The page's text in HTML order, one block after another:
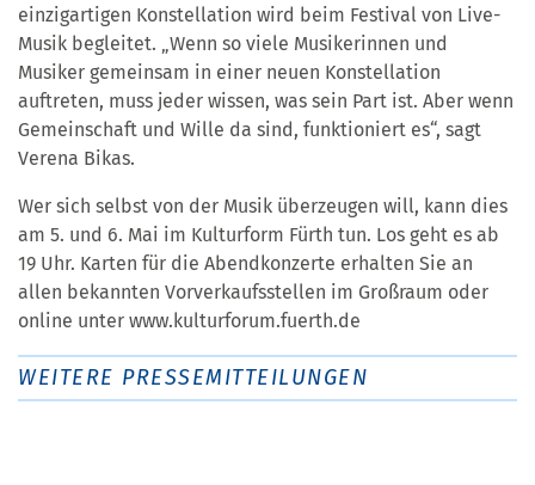
einzigartigen Konstellation wird beim Festival von Live-
Musik begleitet. „Wenn so viele Musikerinnen und
Musiker gemeinsam in einer neuen Konstellation
auftreten, muss jeder wissen, was sein Part ist. Aber wenn
Gemeinschaft und Wille da sind, funktioniert es“, sagt
Verena Bikas.
Wer sich selbst von der Musik überzeugen will, kann dies
am 5. und 6. Mai im Kulturform Fürth tun. Los geht es ab
19 Uhr. Karten für die Abendkonzerte erhalten Sie an
allen bekannten Vorverkaufsstellen im Großraum oder
online unter www.kulturforum.fuerth.de
WEITERE PRESSEMITTEILUNGEN